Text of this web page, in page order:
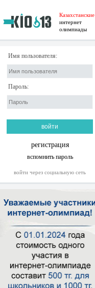
Казахстанские
интернет
олимпиады
Имя пользователя:
Пароль:
регистрация
вспомнить пароль
войти через социальную сеть